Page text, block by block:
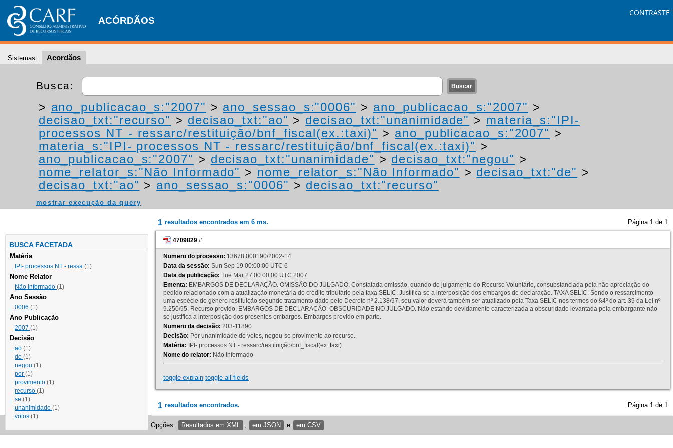
ACÓRDÃOS
CONTRASTE
Sistemas: Acordãos
Busca:
> ano_publicacao_s:"2007" > ano_sessao_s:"0006" > ano_publicacao_s:"2007" >
decisao_txt:"recurso" > decisao_txt:"ao" > decisao_txt:"unanimidade" > materia_s:"IPI-
processos NT - ressarc/restituição/bnf_fiscal(ex.:taxi)" > ano_publicacao_s:"2007" >
materia_s:"IPI- processos NT - ressarc/restituição/bnf_fiscal(ex.:taxi)" >
ano_publicacao_s:"2007" > decisao_txt:"unanimidade" > decisao_txt:"negou" >
nome_relator_s:"Não Informado" > nome_relator_s:"Não Informado" > decisao_txt:"de" >
decisao_txt:"ao" > ano_sessao_s:"0006" > decisao_txt:"recurso"
mostrar execução da query
BUSCA FACETADA
Matéria
IPI- processos NT - ressa (1)
Nome Relator
Não Informado (1)
Ano Sessão
0006 (1)
Ano Publicação
2007 (1)
Decisão
ao (1)
de (1)
negou (1)
por (1)
provimento (1)
recurso (1)
se (1)
unanimidade (1)
votos (1)
1 resultados encontrados em 6 ms. Página 1 de 1
4709829 #
Numero do processo: 13678.000190/2002-14
Data da sessão: Sun Sep 19 00:00:00 UTC 6
Data da publicação: Tue Mar 27 00:00:00 UTC 2007
Ementa: EMBARGOS DE DECLARAÇÃO. OMISSÃO DO JULGADO. Constatada omissão, quando do julgamento do Recurso Voluntário, consubstanciada pela não apreciação do
pedido relacionado com a atualização monetária do crédito tributário pela taxa SELIC. Justifica-se a interposição dos embargos de declaração. TAXA SELIC. Sendo o ressarcimento
uma espécie do gênero restituição segundo tratamento dado pelo Decreto nº 2.138/97, seu valor deverá também ser atualizado pela Taxa SELIC nos termos do §4º do art. 39 da Lei nº
9.250/95. Recurso provido. EMBARGOS DE DECLARAÇÃO. OBSCURIDADE NO JULGADO. Não estando devidamente caracterizada a obscuridade levantada pela embargante não
se justifica a interposição dos presentes embargos. Embargos provido em parte.
Numero da decisão: 203-11890
Decisão: Por unanimidade de votos, negou-se provimento ao recurso.
Matéria: IPI- processos NT - ressarc/restituição/bnf_fiscal(ex.:taxi)
Nome do relator: Não Informado
toggle explain toggle all fields
1 resultados encontrados. Página 1 de 1
Opções: Resultados em XML em JSON e em CSV